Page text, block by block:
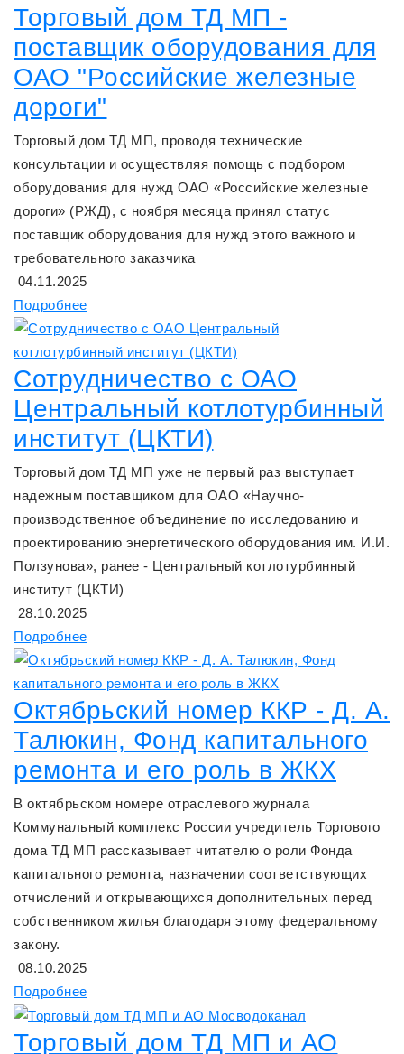
Торговый дом ТД МП -
поставщик оборудования для
ОАО "Российские железные
дороги"
Торговый дом ТД МП, проводя технические
консультации и осуществляя помощь с подбором
оборудования для нужд ОАО «Российские железные
дороги» (РЖД), с ноября месяца принял статус
поставщик оборудования для нужд этого важного и
требовательного заказчика
04.11.2025
Подробнее
Сотрудничество с ОАО
Центральный котлотурбинный
институт (ЦКТИ)
Торговый дом ТД МП уже не первый раз выступает
надежным поставщиком для ОАО «Научно-
производственное объединение по исследованию и
проектированию энергетического оборудования им. И.И.
Ползунова», ранее - Центральный котлотурбинный
институт (ЦКТИ)
28.10.2025
Подробнее
Октябрьский номер ККР - Д. А.
Талюкин, Фонд капитального
ремонта и его роль в ЖКХ
В октябрьском номере отраслевого журнала
Коммунальный комплекс России учредитель Торгового
дома ТД МП рассказывает читателю о роли Фонда
капитального ремонта, назначении соответствующих
отчислений и открывающихся дополнительных перед
собственником жилья благодаря этому федеральному
закону.
08.10.2025
Подробнее
Торговый дом ТД МП и АО